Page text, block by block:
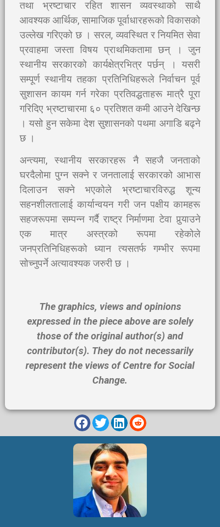
तथा भ्रष्टाचार रहित शासन व्यवस्थाको साथै
आवश्यक आर्थिक, सामाजिक पूर्वाधारहरूको विकासको
उल्लेख गरिएको छ । सरल, व्यवस्थित र नियमित सेवा
प्रवाहमा जस्ता विषय प्राथमिकतामा छन् । जुन
स्थानीय सरकारको कार्यक्षेत्रभित्र पर्छन् । यसरी
सम्पूर्ण स्थानीय तहका प्रतिनिधिहरूले निर्वाचन पूर्व
सुशासन कायम गर्न गरेका प्रतिवद्धताहरू मात्रै पूरा
गरिदिए भ्रष्टाचारमा ६० प्रतिशत कमी आउने देखिन्छ
। यसो हुन सकेमा देश सुशासनको पथमा अगाडि बढ्ने
छ ।
अन्त्यमा, स्थानीय सरकारहरू नै सहजै जनताको
घरदैलोमा पुग्न सक्ने र जनतालाई सरकारको आभास
दिलाउन सक्ने भएकोले भ्रष्टाचारविरुद्ध शून्य
सहनशीलतालाई कार्यान्वयन गरी जन पक्षीय कामहरू
सहजरूपमा सम्पन्न गर्दै राष्ट्र निर्माणमा टेवा पुर्‍याउने
एक मात्र अस्त्रको रूपमा रहेकोले
जनप्रतिनिधिहरूको ध्यान त्यसतर्फ गम्भीर रूपमा
सोच्नुपर्ने अत्यावश्यक जरुरी छ ।
The graphics, views and opinions
expressed in the piece above are solely
those of the original author(s) and
contributor(s). They do not necessarily
represent the views ofCentre for Social
Change.